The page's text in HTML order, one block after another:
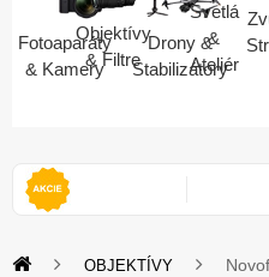
Fotoaparáty
& Kamery
Objektívy
& Filtre
Drony &
Stabilizátory
Svetlá
&
Ateliér
II Zo
OBJEKTÍVY